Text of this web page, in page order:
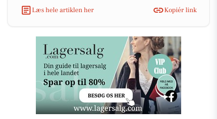
Læs hele artiklen her
Kopiér link